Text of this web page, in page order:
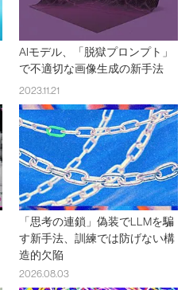
AIモデル、「脱獄プロンプト」
で不適切な画像生成の新手法
2023.11.21
「思考の連鎖」偽装でLLMを騙
す新手法、訓練では防げない構
造的欠陥
2026.08.03